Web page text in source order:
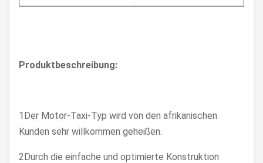
Produktbeschreibung:
1Der Motor-Taxi-Typ wird von den afrikanischen
Kunden sehr willkommen geheißen.
2Durch die einfache und optimierte Konstruktion